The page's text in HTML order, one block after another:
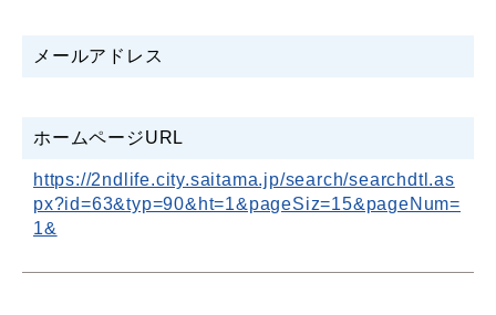
メールアドレス
ホームページURL
https://2ndlife.city.saitama.jp/search/searchdtl.as
px?id=63&typ=90&ht=1&pageSiz=15&pageNum=
1&